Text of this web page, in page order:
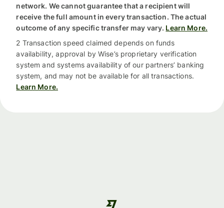
network. We cannot guarantee that a recipient will
receive the full amount in every transaction. The actual
outcome of any specific transfer may vary. Learn More.
2 Transaction speed claimed depends on funds
availability, approval by Wise’s proprietary verification
system and systems availability of our partners’ banking
system, and may not be available for all transactions.
Learn More.